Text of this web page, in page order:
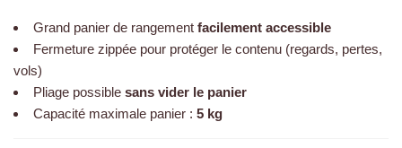
Grand panier de rangement facilement accessible
Fermeture zippée pour protéger le contenu (regards, pertes,
vols)
Pliage possible sans vider le panier
Capacité maximale panier : 5 kg